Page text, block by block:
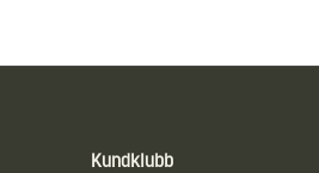
Kundklubb